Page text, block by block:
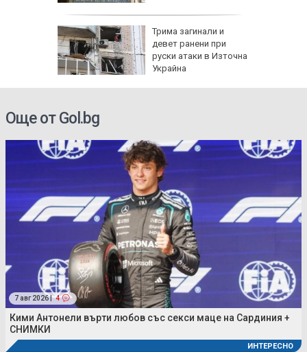
Трима загинали и
девет ранени при
руски атаки в Източна
Украйна
Още от Gol.bg
7 авг 2026 | 4
Кими Антонели върти любов със секси маце на Сардиния +
СНИМКИ
ИНТЕРЕСНО